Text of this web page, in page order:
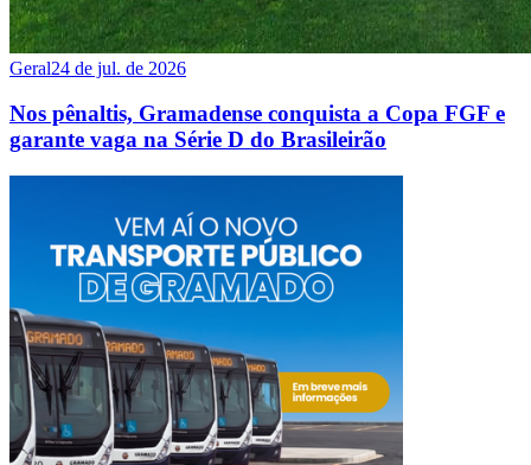
Geral24 de jul. de 2026
Nos pênaltis, Gramadense conquista a Copa FGF e
garante vaga na Série D do Brasileirão